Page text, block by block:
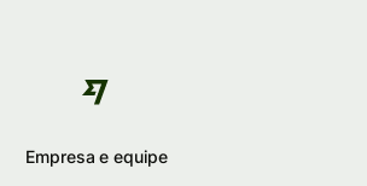
Empresa e equipe